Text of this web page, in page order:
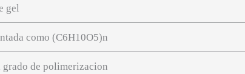
gel
como (C6H10O5)n
de polimerizacion